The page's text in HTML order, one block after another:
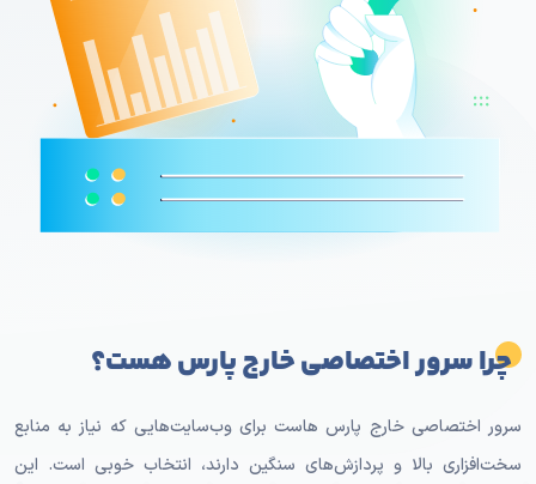
چرا سرور اختصاصی خارج پارس هست؟
سرور اختصاصی خارج پارس هاست برای وب‌سایت‌هایی که نیاز به منابع
سخت‌افزاری بالا و پردازش‌های سنگین دارند، انتخاب خوبی است. این